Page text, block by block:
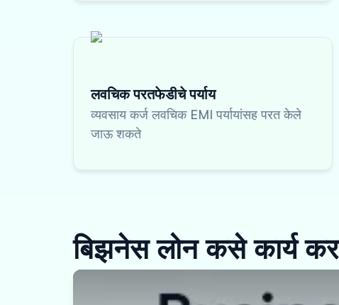
लवचिक परतफेडीचे पर्याय
व्यवसाय कर्ज लवचिक EMI पर्यायांसह परत केले
जाऊ शकते
बिझनेस लोन कसे कार्य